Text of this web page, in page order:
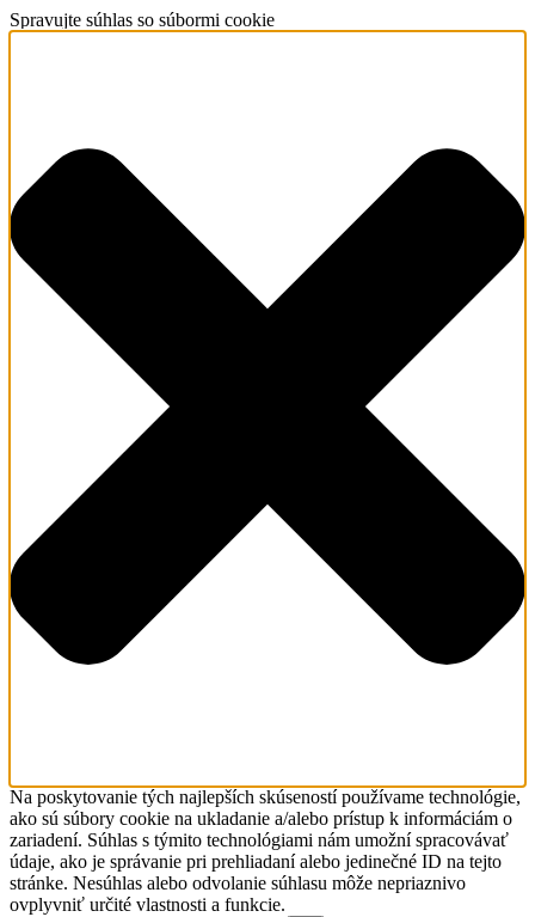
Spravujte súhlas so súbormi cookie
Na poskytovanie tých najlepších skúseností používame technológie,
ako sú súbory cookie na ukladanie a/alebo prístup k informáciám o
zariadení. Súhlas s týmito technológiami nám umožní spracovávať
údaje, ako je správanie pri prehliadaní alebo jedinečné ID na tejto
stránke. Nesúhlas alebo odvolanie súhlasu môže nepriaznivo
ovplyvniť určité vlastnosti a funkcie.